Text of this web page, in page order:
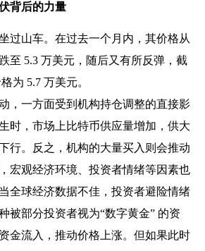
背后的力量
过山车。在过去一个月内，其价格从
至 5.3 万美元，随后又有所反弹，截
为 5.7 万美元。
，一方面受到机构持仓调整的直接影
时，市场上比特币供应量增加，供大
行。反之，机构的大量买入则会推动
宏观经济环境、投资者情绪等因素也
全球经济数据不佳，投资者避险情绪
被部分投资者视为“数字黄金” 的资
金流入，推动价格上涨。但如果此时